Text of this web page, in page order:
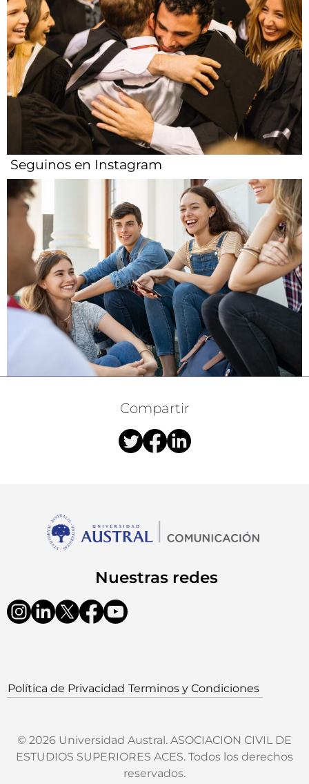
Seguinos en Instagram
Compartir
Nuestras redes
Política de Privacidad Terminos y Condiciones
© 2026 Universidad Austral. ASOCIACION CIVIL DE
ESTUDIOS SUPERIORES ACES. Todos los derechos
reservados.